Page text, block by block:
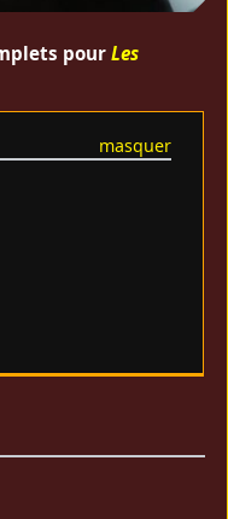
pourLes